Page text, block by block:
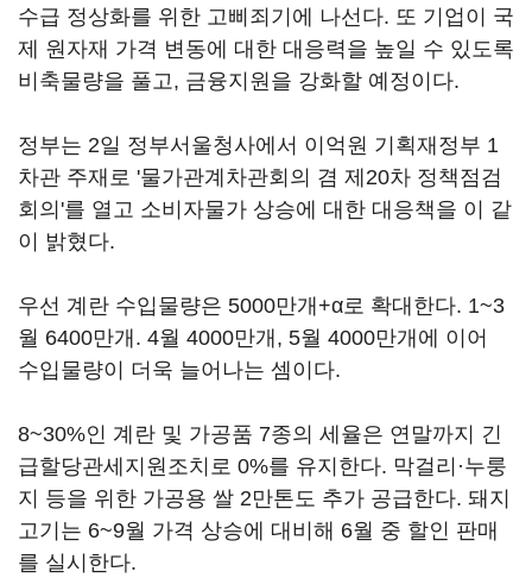
수급 정상화를 위한 고삐죄기에 나선다. 또 기업이 국
제 원자재 가격 변동에 대한 대응력을 높일 수 있도록
비축물량을 풀고, 금융지원을 강화할 예정이다.
정부는 2일 정부서울청사에서 이억원 기획재정부 1
차관 주재로 '물가관계차관회의 겸 제20차 정책점검
회의'를 열고 소비자물가 상승에 대한 대응책을 이 같
이 밝혔다.
우선 계란 수입물량은 5000만개+α로 확대한다. 1~3
월 6400만개. 4월 4000만개, 5월 4000만개에 이어
수입물량이 더욱 늘어나는 셈이다.
8~30%인 계란 및 가공품 7종의 세율은 연말까지 긴
급할당관세지원조치로 0%를 유지한다. 막걸리·누룽
지 등을 위한 가공용 쌀 2만톤도 추가 공급한다. 돼지
고기는 6~9월 가격 상승에 대비해 6월 중 할인 판매
를 실시한다.